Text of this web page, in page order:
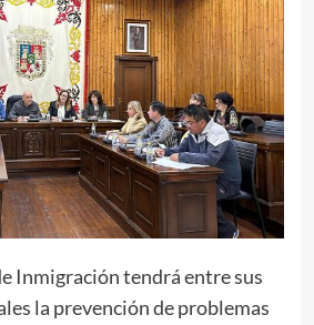
Inmigración tendrá entre sus
la prevención de problemas